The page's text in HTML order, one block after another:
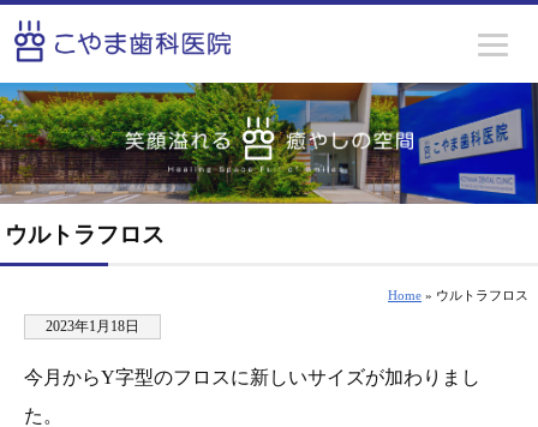
ウルトラフロス
Home » ウルトラフロス
2023年1月18日
今月からY字型のフロスに新しいサイズが加わりまし
た。